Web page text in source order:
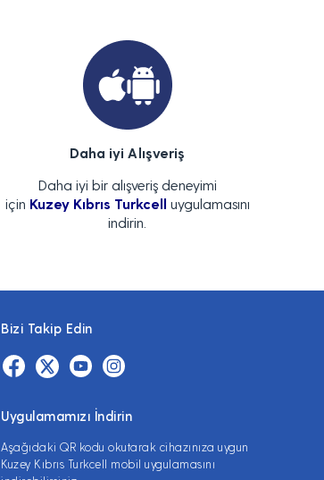
Daha iyi Alışveriş
Daha iyi bir alışveriş deneyimi
için Kuzey Kıbrıs Turkcell uygulamasını
indirin.
Bizi Takip Edin
Uygulamamızı İndirin
Aşağıdaki QR kodu okutarak cihazınıza uygun
Kuzey Kıbrıs Turkcell mobil uygulamasını